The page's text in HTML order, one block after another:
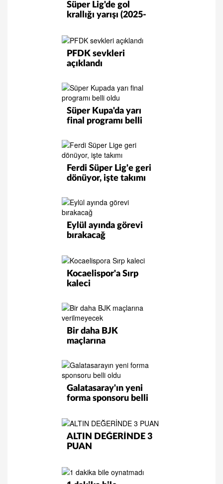
Süper Lig'de gol
krallığı yarışı (2025-
PFDK sevkleri
açıklandı
Süper Kupa'da yarı
final programı belli
Ferdi Süper Lig'e geri
dönüyor, işte takımı
Eylül ayında görevi
bırakacağ
Kocaelispor'a Sırp
kaleci
Bir daha BJK
maçlarına
Galatasaray'ın yeni
forma sponsoru belli
ALTIN DEĞERİNDE 3
PUAN